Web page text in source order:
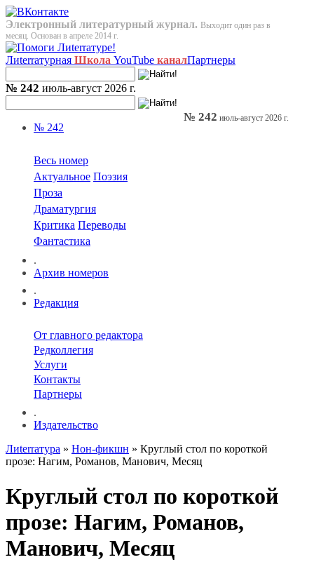
Электронный литературный журнал. Выходит один раз в
месяц. Основан в апреле 2014 г.
Лиterraтурная Школа YouTube каналПартнеры
№ 242 июль-август 2026 г.
№ 242
Весь номер
Актуальное Поэзия
Проза
Драматургия
Критика Переводы
Фантастика
.
Архив номеров
.
Редакция
От главного редактора
Редколлегия
Услуги
Контакты
Партнеры
.
Издательство
№ 242 июль-август 2026 г.
Лиterraтура » Нон-фикшн » Круглый стол по короткой
прозе: Нагим, Романов, Манович, Месяц
Круглый стол по короткой
прозе: Нагим, Романов,
Манович, Месяц